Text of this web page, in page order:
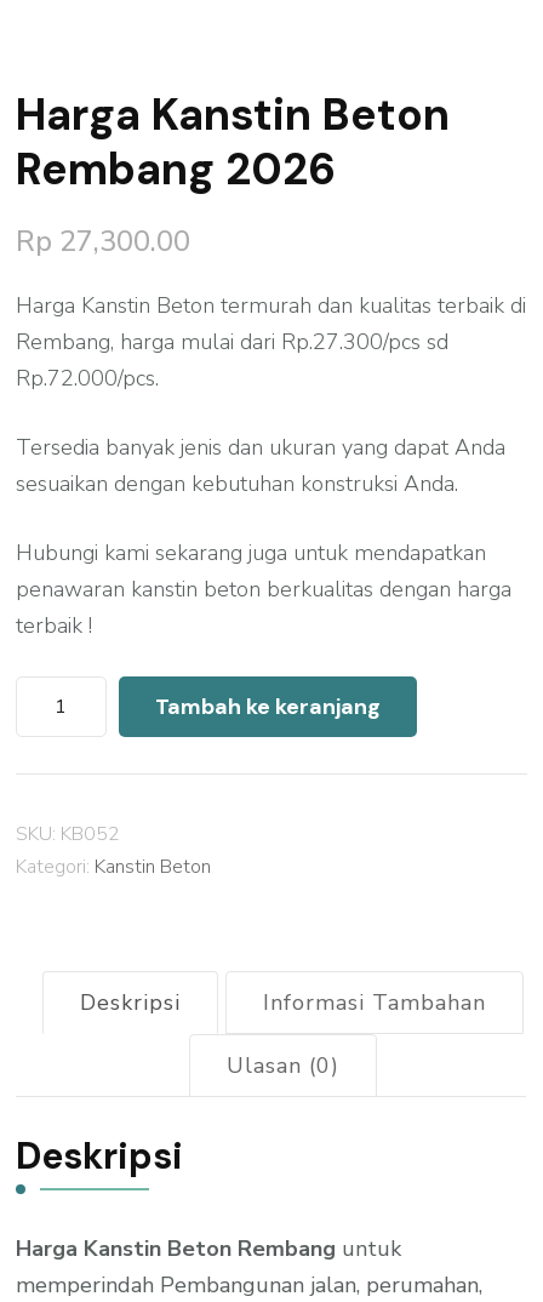
Harga Kanstin Beton
Rembang 2026
Rp 27,300.00
Harga Kanstin Beton termurah dan kualitas terbaik di
Rembang, harga mulai dari Rp.27.300/pcs sd
Rp.72.000/pcs.
Tersedia banyak jenis dan ukuran yang dapat Anda
sesuaikan dengan kebutuhan konstruksi Anda.
Hubungi kami sekarang juga untuk mendapatkan
penawaran kanstin beton berkualitas dengan harga
terbaik !
Kuantitas
Harga
Kanstin
Rembang
2026
Tambah ke keranjang
SKU: KB052
Kategori: Kanstin Beton
Deskripsi Informasi Tambahan
Ulasan (0)
Deskripsi
Harga Kanstin Beton Rembang untuk
memperindah Pembangunan jalan, perumahan,